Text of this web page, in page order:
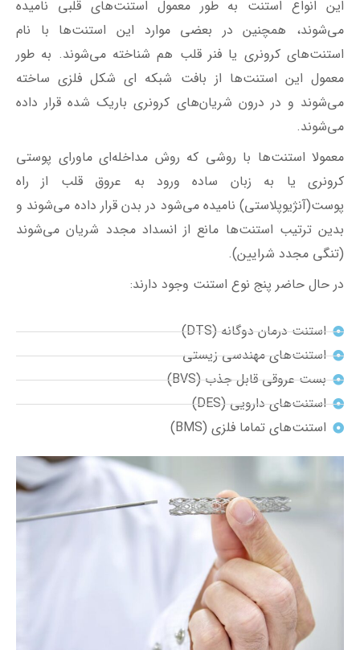
معمولا استنت‌ها با روشی که روش مداخله‌ای ماورای پوستی
کرونری یا به زبان ساده ورود به عروق قلب از راه
پوست(آنژیوپلاستی) نامیده می‌شود در بدن قرار داده می‌شوند و
بدین ترتیب استنت‌ها مانع از انسداد مجدد شریان می‌شوند
(تنگی مجدد شرایین).
استنت درمان دوگانه (DTS)
استنت‌های مهندسی زیستی
بست عروقی قابل جذب (BVS)
استنت‌های دارویی (DES)
استنت‌های تماما فلزی (BMS)
Therapy stent- DTS)